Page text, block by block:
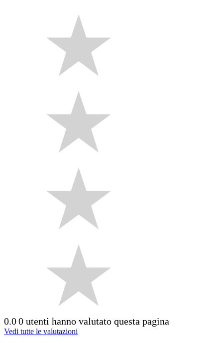
0.00 utenti hanno valutato questa pagina
Vedi tutte le valutazioni